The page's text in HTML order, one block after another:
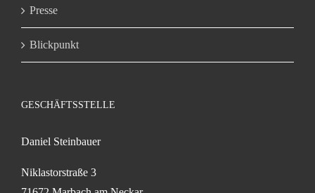
Presse
Blickpunkt
GESCHÄFTSSTELLE
Daniel Steinbauer
Niklastorstraße 3